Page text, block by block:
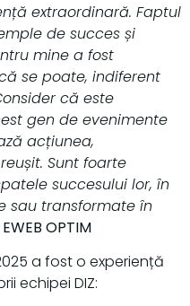
extraordinară. Faptul
de succes și
mine a fost
se poate, indiferent
că este
gen de evenimente
acțiunea,
Sunt foarte
succesului lor, în
sau transformate în
OPTIM
a fost o experiență
echipei DIZ: